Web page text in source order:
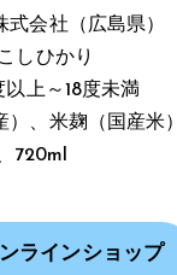
会社（広島県）
しひかり
以上～18度未満
、米麹（国産米）
720ml
ラインショップ